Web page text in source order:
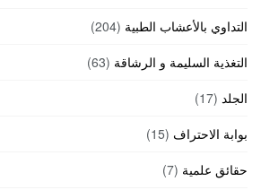
التداوي بالأعشاب الطبية (204)
التغذية السليمة و الرشاقة (63)
الجلد (17)
بوابة الاحتراف (15)
حقائق علمية (7)